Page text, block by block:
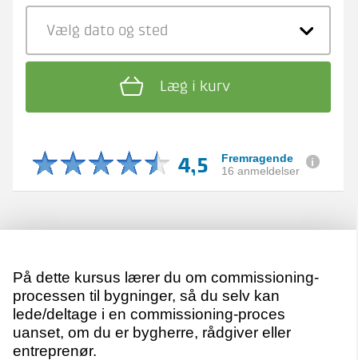
Vælg dato og sted
Læg i kurv
4,5
Fremragende
16 anmeldelser
På dette kursus lærer du om commissioning-
processen til bygninger, så du selv kan
lede/deltage i en commissioning-proces
uanset, om du er bygherre, rådgiver eller
entreprenør.